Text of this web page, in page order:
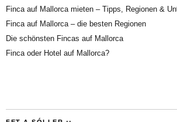
Finca auf Mallorca mieten – Tipps, Regionen &
Finca auf Mallorca – die besten Regionen
Die schönsten Fincas auf Mallorca
Finca oder Hotel auf Mallorca?